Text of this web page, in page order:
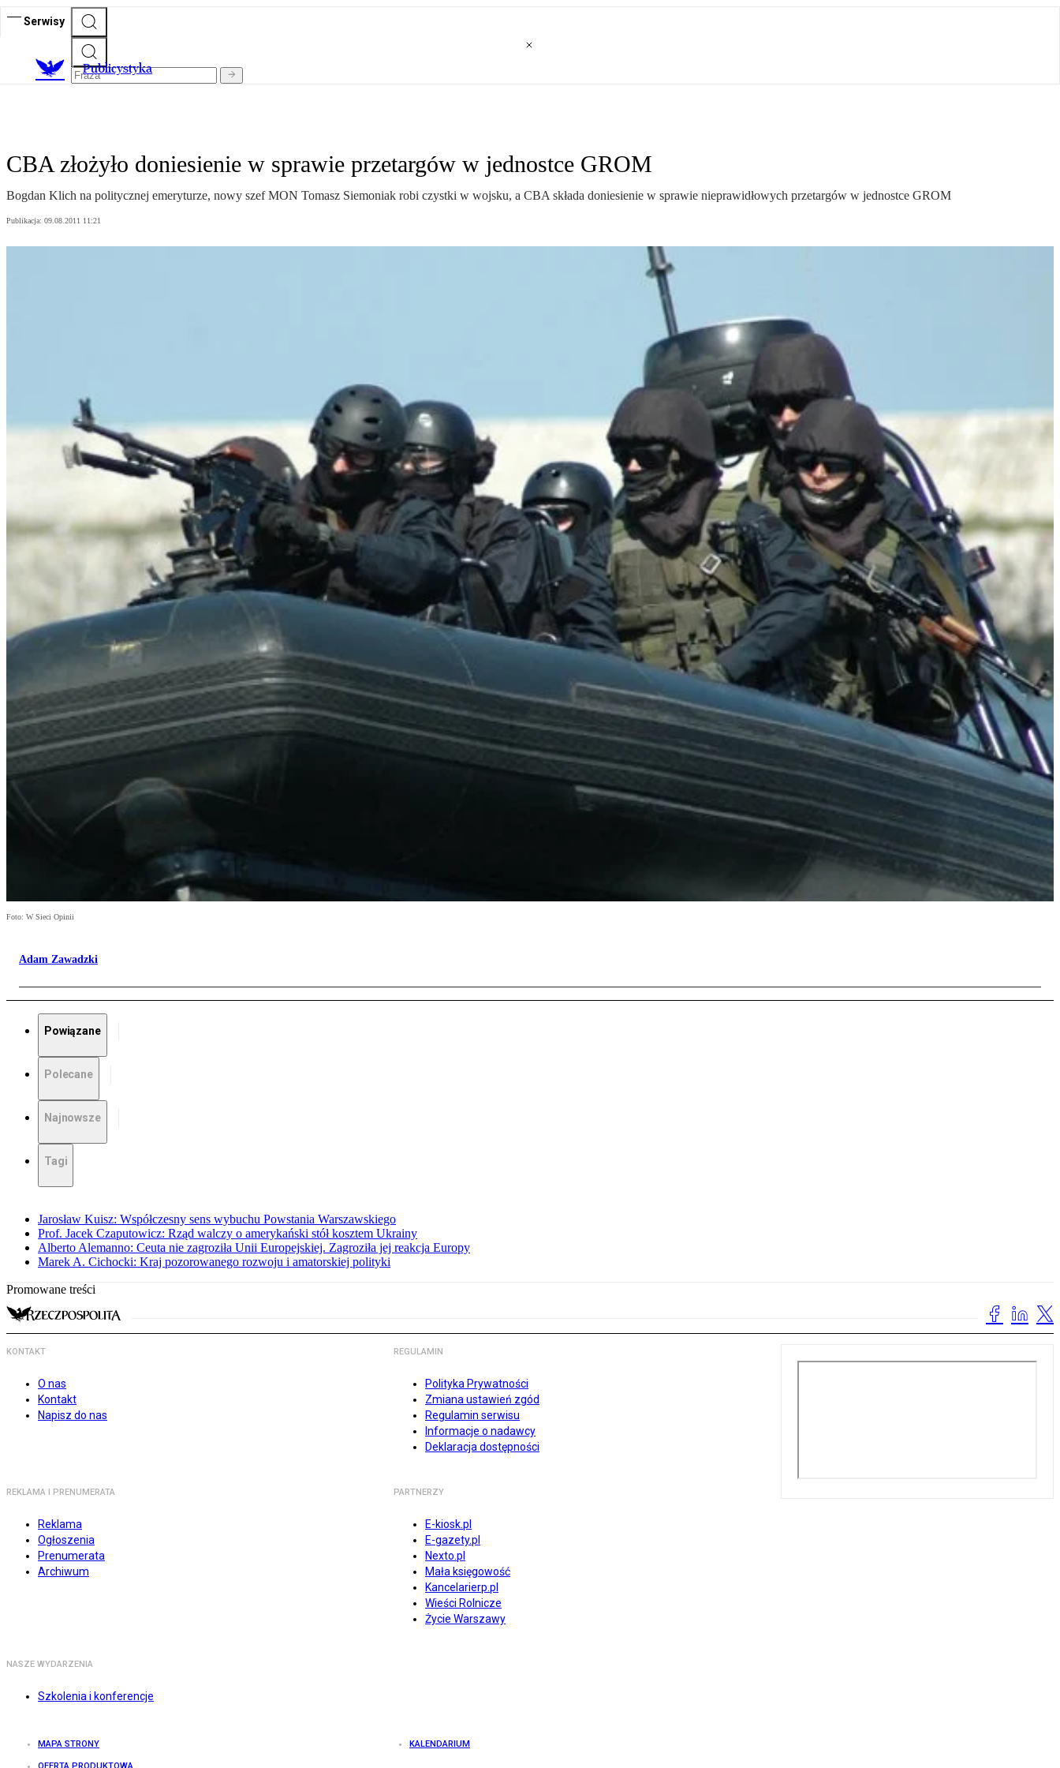
Serwisy
Publicystyka
CBA złożyło doniesienie w sprawie przetargów w jednostce GROM
Bogdan Klich na politycznej emeryturze, nowy szef MON Tomasz Siemoniak robi czystki w wojsku, a CBA składa doniesienie w sprawie nieprawidłowych przetargów w jednostce GROM
Publikacja: 09.08.2011 11:21
Foto: W Sieci Opinii
Adam Zawadzki
Powiązane
Polecane
Najnowsze
Tagi
Jarosław Kuisz: Współczesny sens wybuchu Powstania Warszawskiego
Prof. Jacek Czaputowicz: Rząd walczy o amerykański stół kosztem Ukrainy
Alberto Alemanno: Ceuta nie zagroziła Unii Europejskiej. Zagroziła jej reakcja Europy
Marek A. Cichocki: Kraj pozorowanego rozwoju i amatorskiej polityki
Promowane treści
KONTAKT
O nas
Kontakt
Napisz do nas
REGULAMIN
Polityka Prywatności
Zmiana ustawień zgód
Regulamin serwisu
Informacje o nadawcy
Deklaracja dostępności
REKLAMA I PRENUMERATA
Reklama
Ogłoszenia
Prenumerata
Archiwum
PARTNERZY
E-kiosk.pl
E-gazety.pl
Nexto.pl
Mała księgowość
Kancelarierp.pl
Wieści Rolnicze
Życie Warszawy
NASZE WYDARZENIA
Szkolenia i konferencje
MAPA STRONY KALENDARIUM